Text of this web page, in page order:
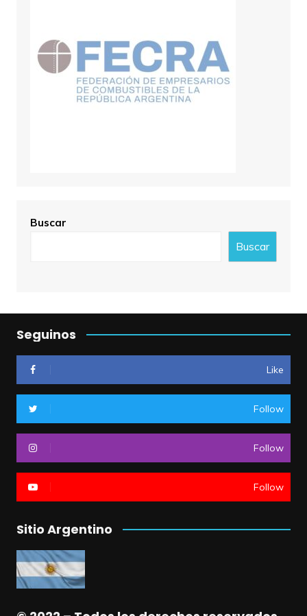
Buscar
Buscar
Seguinos
Like
Follow
Follow
Follow
Sitio Argentino